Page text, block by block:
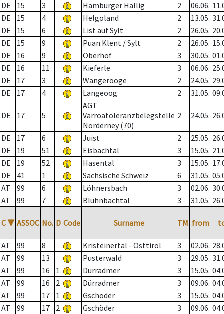
DE
15 3 Hamburger Hallig 2 06.06.
DE
15 4 Helgoland 2 13.05.
DE
15 6 List auf Sylt 2 26.05.
DE
15 9 Puan Klent / Sylt 2 26.05.
DE
16 9 Oberhof 3 30.05.
DE
16 11 Kieferle 3 06.06.
DE
17 3 Wangerooge 2 24.05.
DE
17 4 Langeoog 2 31.05.
DE 17 5
AGT
Varroatoleranzbelegstelle
Norderney (70)
2 24.05.
DE 17 6 Juist 2 25.05.
DE
19 51 Eisbachtal 3 15.05.
DE
19 52 Hasental 3 15.05.
DE
41 1 Sächsische Schweiz 6 31.05.
AT
99 6 Löhnersbach 3 02.06.
AT
99 7 Blühnbachtal 3 31.05.
C ▼ ASSOC No. D Code Surname TM from
AT 99 8 Kristeinertal - Osttirol 3 02.06.
AT
99 13 Pusterwald 3 29.05.
AT
99 16 1 Dürradmer 3 15.05.
AT
99 16 2 Dürradmer 3 09.06.
AT
99 17 1 Gschöder 3 15.05.
AT
99 17 2 Gschöder 3 09.06.